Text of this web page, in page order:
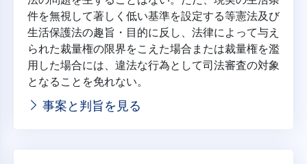
件を無視して著しく低い基準を設定する等憲法及び
生活保護法の趣旨・目的に反し、法律によって与え
られた裁量権の限界をこえた場合または裁量権を濫
用した場合には、違法な行為として司法審査の対象
となることを免れない。
事案と判旨を見る